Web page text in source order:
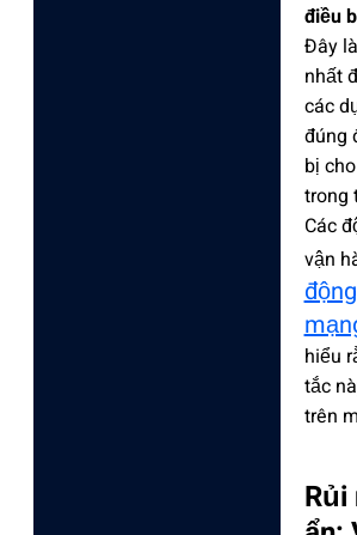
điều
Đây
nhất
các
đúng
bị
trong
Các
vận
hiểu
tắc
trên